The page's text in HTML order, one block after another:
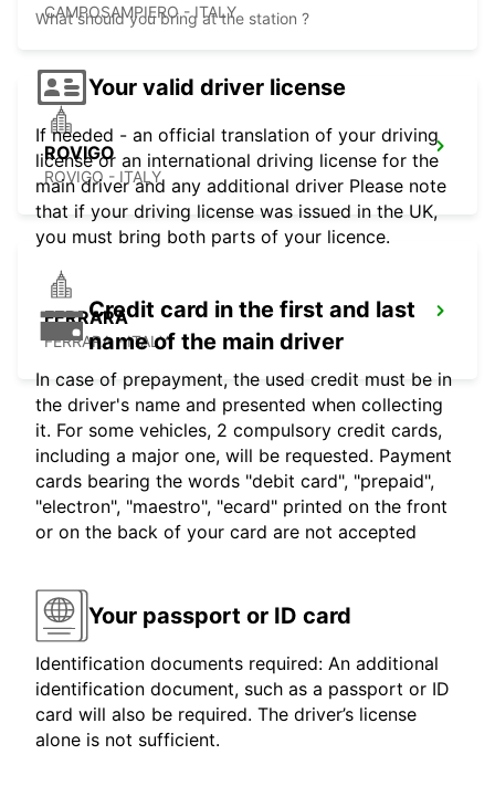
CAMPOSAMPIERO - ITALY
ROVIGO
ROVIGO - ITALY
FERRARA
FERRARA - ITALY
What should you bring at the station ?
Your valid driver license
If needed - an official translation of your driving
license or an international driving license for the
main driver and any additional driver Please note
that if your driving license was issued in the UK,
you must bring both parts of your licence.
Credit card in the first and last
name of the main driver
In case of prepayment, the used credit must be in
the driver's name and presented when collecting
it. For some vehicles, 2 compulsory credit cards,
including a major one, will be requested. Payment
cards bearing the words "debit card", "prepaid",
"electron", "maestro", "ecard" printed on the front
or on the back of your card are not accepted
Your passport or ID card
Identification documents required: An additional
identification document, such as a passport or ID
card will also be required. The driver’s license
alone is not sufficient.